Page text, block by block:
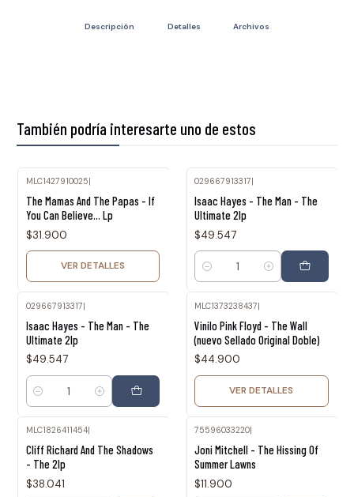
Descripción Detalles Archivos
También podría interesarte uno de estos
MLC1427910025|
The Mamas And The Papas - If
You Can Believe... Lp
$31.900
VER DETALLES
029667913317|
Isaac Hayes - The Man - The
Ultimate 2lp
$49.547
Cantidad
029667913317|
Isaac Hayes - The Man - The
Ultimate 2lp
$49.547
Cantidad
MLC1373238437|
Vinilo Pink Floyd - The Wall
(nuevo Sellado Original Doble)
$44.900
VER DETALLES
MLC1826411454|
Cliff Richard And The Shadows
- The 2lp
$38.041
75596033220
Joni Mitchell - The Hissing Of
Summer Lawns
$11.900